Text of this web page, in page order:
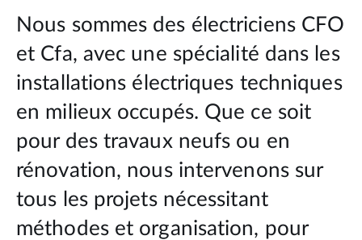
Nous sommes des électriciens CFO
et Cfa, avec une spécialité dans les
installations électriques techniques
en milieux occupés. Que ce soit
pour des travaux neufs ou en
rénovation, nous intervenons sur
tous les projets nécessitant
méthodes et organisation, pour